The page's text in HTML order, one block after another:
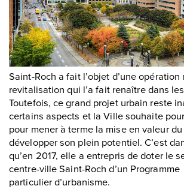
Saint-Roch a fait l’objet d’une opération
revitalisation qui l’a fait renaître dans
Toutefois, ce grand projet urbain reste
certains aspects et la Ville souhaite
pour mener à terme la mise en valeur
développer son plein potentiel. C’est
qu’en 2017, elle a entrepris de doter le
centre-ville Saint-Roch d’un Programme
particulier d’urbanisme.